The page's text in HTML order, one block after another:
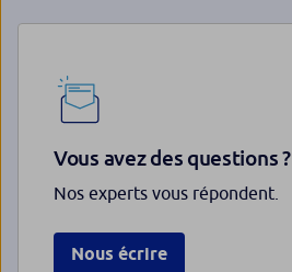
Vous avez des questions ?
Nos experts vous répondent.
Nous écrire